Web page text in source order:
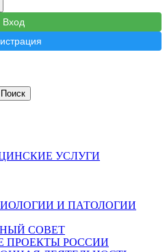
Вход
УСЛУГИ
И ПАТОЛОГИИ
СОВЕТ
ПРОЕКТЫ РОССИИ